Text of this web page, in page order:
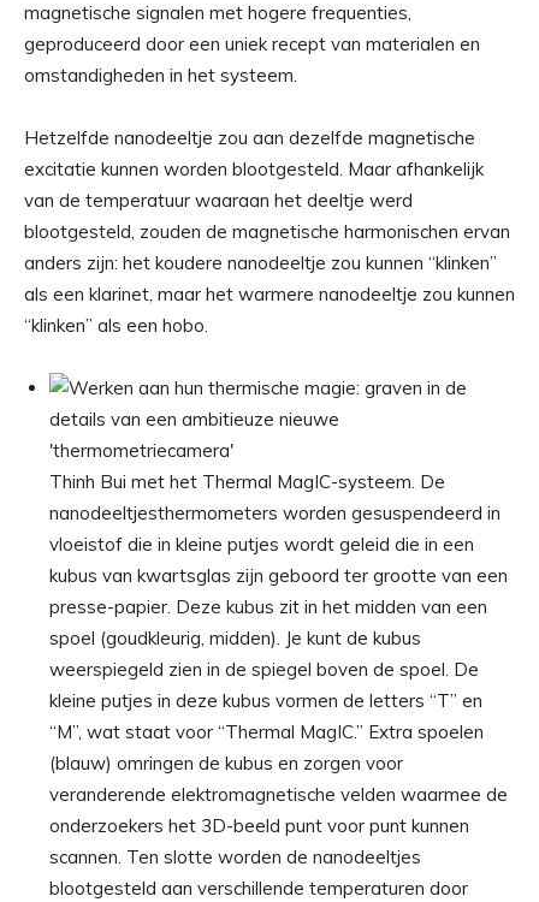
magnetische signalen met hogere frequenties,
geproduceerd door een uniek recept van materialen en
omstandigheden in het systeem.
Hetzelfde nanodeeltje zou aan dezelfde magnetische
excitatie kunnen worden blootgesteld. Maar afhankelijk
van de temperatuur waaraan het deeltje werd
blootgesteld, zouden de magnetische harmonischen ervan
anders zijn: het koudere nanodeeltje zou kunnen “klinken”
als een klarinet, maar het warmere nanodeeltje zou kunnen
“klinken” als een hobo.
Thinh Bui met het Thermal MagIC-systeem. De
nanodeeltjesthermometers worden gesuspendeerd in
vloeistof die in kleine putjes wordt geleid die in een
kubus van kwartsglas zijn geboord ter grootte van een
presse-papier. Deze kubus zit in het midden van een
spoel (goudkleurig, midden). Je kunt de kubus
weerspiegeld zien in de spiegel boven de spoel. De
kleine putjes in deze kubus vormen de letters “T” en
“M”, wat staat voor “Thermal MagIC.” Extra spoelen
(blauw) omringen de kubus en zorgen voor
veranderende elektromagnetische velden waarmee de
onderzoekers het 3D-beeld punt voor punt kunnen
scannen. Ten slotte worden de nanodeeltjes
blootgesteld aan verschillende temperaturen door